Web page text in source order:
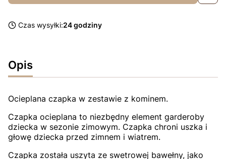
Czas wysyłki:24 godziny
Opis
Ocieplana czapka w zestawie z kominem.
Czapka ocieplana to niezbędny element garderoby
dziecka w sezonie zimowym. Czapka chroni uszka i
głowę dziecka przed zimnem i wiatrem.
Czapka została uszyta ze swetrowej bawełny, jako